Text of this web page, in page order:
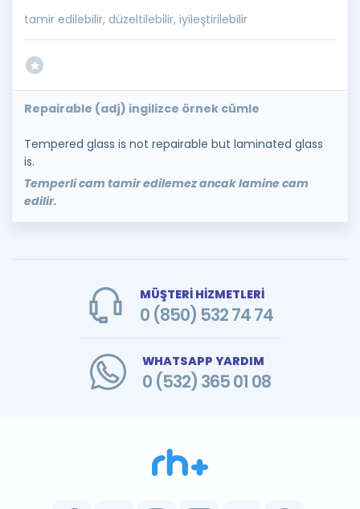
tamir edilebilir, düzeltilebilir, iyileştirilebilir
Repairable (adj) ingilizce örnek cümle
Tempered glass is not repairable but laminated glass
is.
Temperli cam tamir edilemez ancak lamine cam
edilir.
MÜŞTERİ HİZMETLERİ
0 (850) 532 74 74
WHATSAPP YARDIM
0 (532) 365 01 08